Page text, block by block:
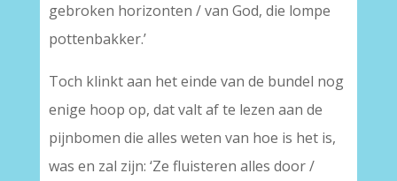
gebroken horizonten / van God, die lompe
pottenbakker.’
Toch klinkt aan het einde van de bundel nog
enige hoop op, dat valt af te lezen aan de
pijnbomen die alles weten van hoe is het is,
was en zal zijn: ‘Ze fluisteren alles door /